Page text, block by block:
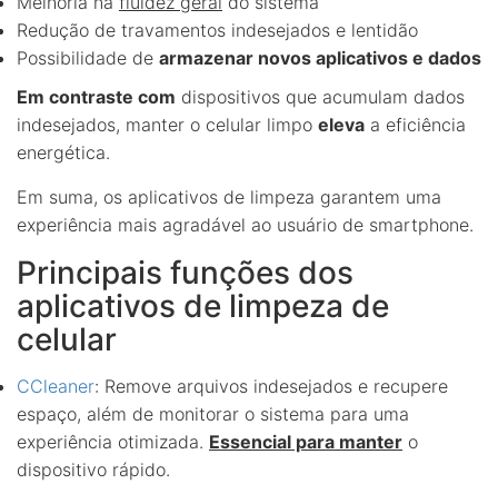
Redução de travamentos indesejados e lentidão
Possibilidade de armazenar novos aplicativos e dados
Em contraste com dispositivos que acumulam dados
indesejados, manter o celular limpo eleva a eficiência
energética.
Em suma, os aplicativos de limpeza garantem uma
experiência mais agradável ao usuário de smartphone.
Principais funções dos
aplicativos de limpeza de
celular
CCleaner: Remove arquivos indesejados e recupere
espaço, além de monitorar o sistema para uma
experiência otimizada. Essencial para manter o
dispositivo rápido.